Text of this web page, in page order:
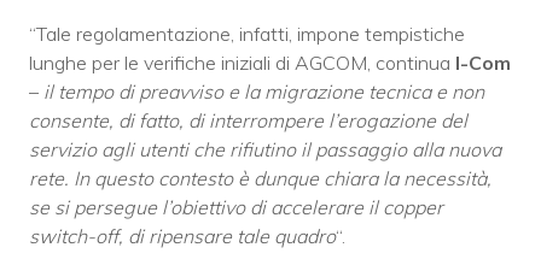
“Tale regolamentazione, infatti, impone tempistiche
lunghe per le verifiche iniziali di AGCOM, continua I-Com
– il tempo di preavviso e la migrazione tecnica e non
consente, di fatto, di interrompere l’erogazione del
servizio agli utenti che rifiutino il passaggio alla nuova
rete. In questo contesto è dunque chiara la necessità,
se si persegue l’obiettivo di accelerare il copper
switch-off, di ripensare tale quadro“.